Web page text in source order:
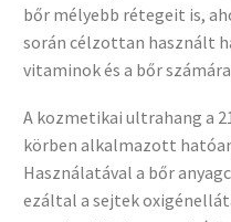
bőr mélyebb rétegeit is,
során célzottan használt
vitaminok és a bőr
A kozmetikai ultrahang a
körben alkalmazott
Használatával a bőr
ezáltal a sejtek